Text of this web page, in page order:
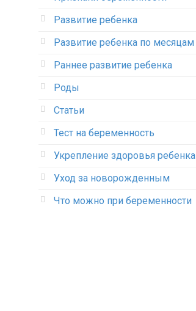
Развитие ребенка
Развитие ребенка по месяцам
Раннее развитие ребенка
Роды
Статьи
Тест на беременность
Укрепление здоровья ребенка
Уход за новорожденным
Что можно при беременности